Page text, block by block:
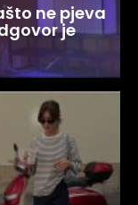
ne pjeva
je